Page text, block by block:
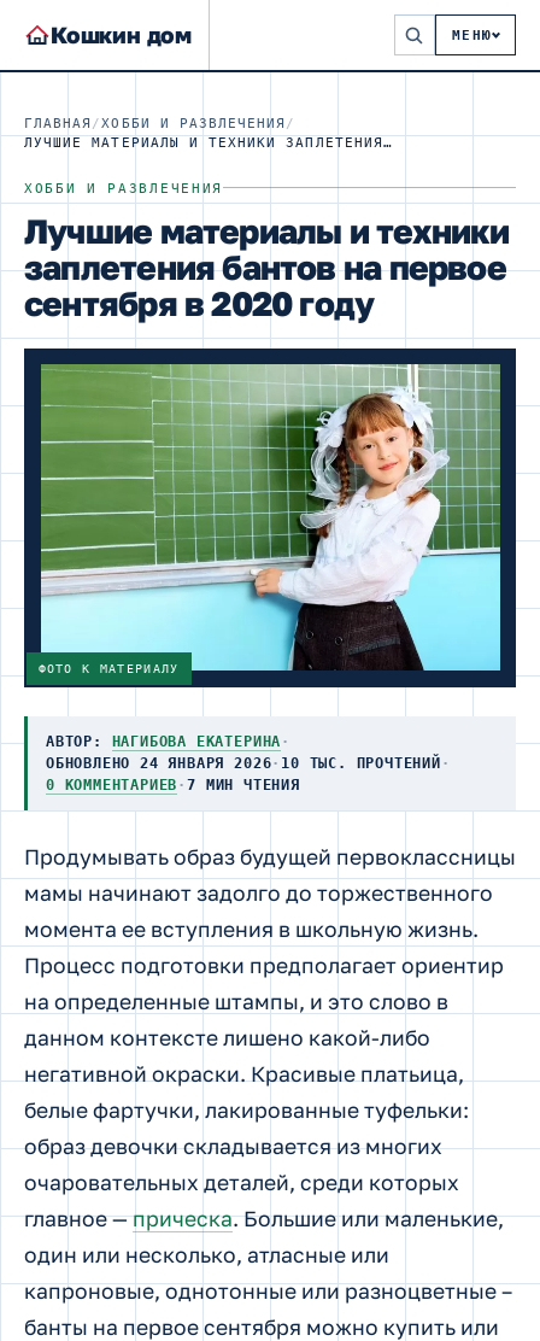
Кошкин дом МЕНЮ
ГЛАВНАЯ /ХОББИ И РАЗВЛЕЧЕНИЯ /
ЛУЧШИЕ МАТЕРИАЛЫ И ТЕХНИКИ ЗАПЛЕТЕНИЯ БАНТОВ НА ПЕРВОЕ СЕНТЯБРЯ В 2020 ГОДУ
ХОББИ И РАЗВЛЕЧЕНИЯ
Лучшие материалы и техники
заплетения бантов на первое
сентября в 2020 году
ФОТО К МАТЕРИАЛУ
АВТОР: НАГИБОВА ЕКАТЕРИНА ·
ОБНОВЛЕНО 24 ЯНВАРЯ 2026· 10 ТЫС. ПРОЧТЕНИЙ ·
0 КОММЕНТАРИЕВ ·7 МИН ЧТЕНИЯ
Продумывать образ будущей первоклассницы
мамы начинают задолго до торжественного
момента ее вступления в школьную жизнь.
Процесс подготовки предполагает ориентир
на определенные штампы, и это слово в
данном контексте лишено какой-либо
негативной окраски. Красивые платьица,
белые фартучки, лакированные туфельки:
образ девочки складывается из многих
очаровательных деталей, среди которых
главное —прическа. Большие или маленькие,
один или несколько, атласные или
капроновые, однотонные или разноцветные –
банты на первое сентября можно купить или